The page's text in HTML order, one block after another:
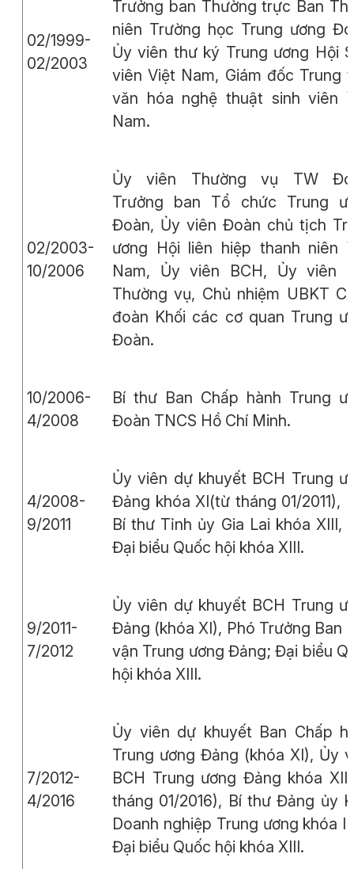
02/1999-
02/2003
Trưởng ban Thường trực Ban
niên Trường học Trung ương
Ủy viên thư ký Trung ương Hội
viên Việt Nam, Giám đốc Trung
văn hóa nghệ thuật sinh viên
Nam.
02/2003-
10/2006
Ủy viên Thường vụ TW
Trưởng ban Tổ chức Trung
Đoàn, Ủy viên Đoàn chủ tịch
ương Hội liên hiệp thanh niên
Nam, Ủy viên BCH, Ủy viên
Thường vụ, Chủ nhiệm UBKT
đoàn Khối các cơ quan Trung
Đoàn.
10/2006-
4/2008
Bí thư Ban Chấp hành Trung
Đoàn TNCS Hồ Chí Minh.
4/2008-
9/2011
Ủy viên dự khuyết BCH Trung
Đảng khóa XI(từ tháng 01/2011),
Bí thư Tỉnh ủy Gia Lai khóa XIII,
Đại biểu Quốc hội khóa XIII.
9/2011-
7/2012
Ủy viên dự khuyết BCH Trung
Đảng (khóa XI), Phó Trưởng Ban
vận Trung ương Đảng; Đại biểu
hội khóa XIII.
7/2012-
4/2016
Ủy viên dự khuyết Ban Chấp
Trung ương Đảng (khóa XI), Ủy
BCH Trung ương Đảng khóa XII
tháng 01/2016), Bí thư Đảng ủy
Doanh nghiệp Trung ương khóa
Đại biểu Quốc hội khóa XIII.